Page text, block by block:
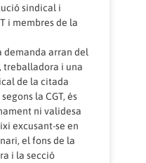
sindical i
i membres de la
demanda arran del
treballadora i una
de la citada
la CGT, és
ni validesa
excusant-se en
el fons de la
i la secció